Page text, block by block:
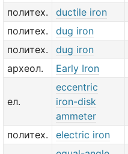
политех. ductile iron
политех.
dug iron
политех.
dug iron
археол.
Early Iron
ел.
eccentric
iron-disk
ammeter
политех.
electric iron